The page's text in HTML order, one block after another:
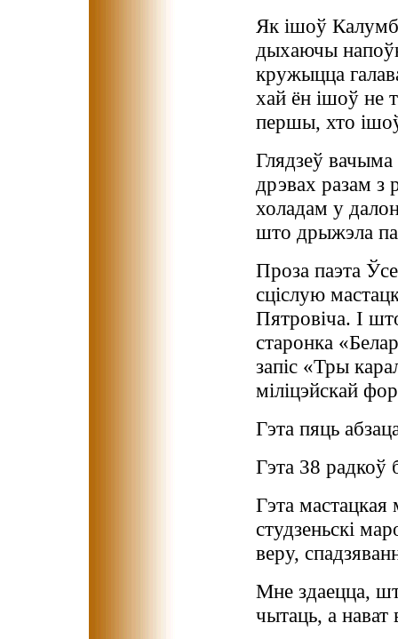
Як ішоў Калумб
дыхаючы
кружыцца
хай ён ішоў не
першы, хто
Глядзеў вачыма
дрэвах разам з
холадам у
што дрыжэла
Проза паэта
сціслую
Пятровіча. І
старонка
запіс «Тры
міліцэйскай
Гэта пяць
Гэта 38 радкоў
Гэта мастацкая
студзеньскі
веру,
Мне здаецца,
чытаць, а